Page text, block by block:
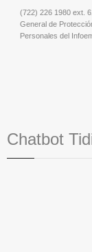
(722) 226 1980 ext.
General de
Personales del
Chatbot